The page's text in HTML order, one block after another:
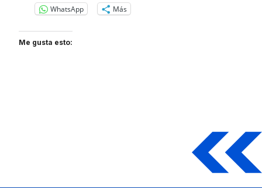
WhatsApp Más
Me gusta esto: